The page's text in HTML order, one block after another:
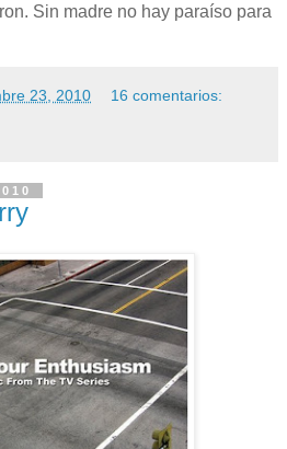
Sin madre no hay paraíso para
23, 2010 16 comentarios: